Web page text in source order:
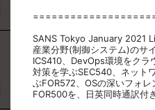
SANS Tokyo January 2021
産業分野(制御システム)のサ
ICS410、DevOps環境をクラ
対策を学ぶSEC540、ネット
ぶFOR572、OSの深いフォ
FOR500を、日英同時通訳付